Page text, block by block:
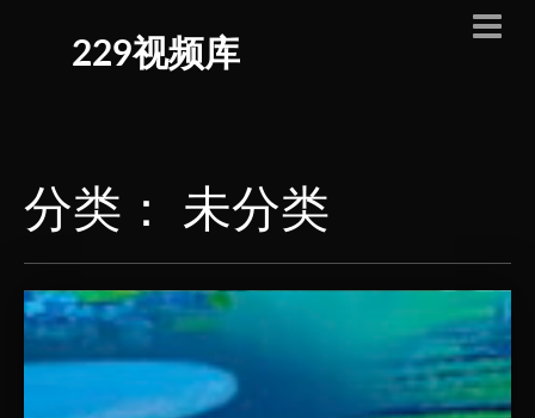
229视频库
分类： 未分类